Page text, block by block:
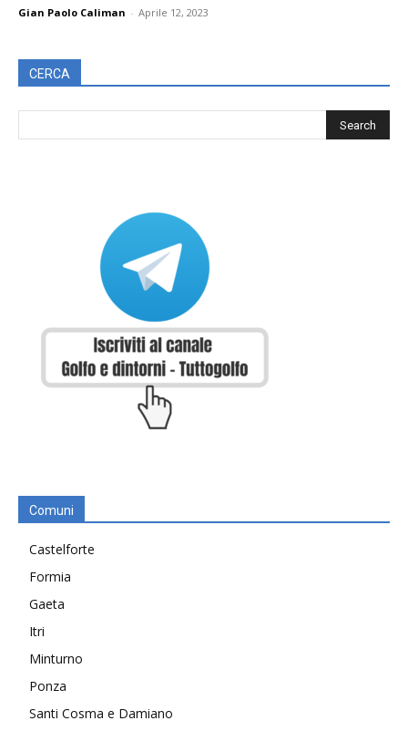
Gian Paolo Caliman - Aprile 12, 2023
CERCA
Comuni
Castelforte
Formia
Gaeta
Itri
Minturno
Ponza
Santi Cosma e Damiano